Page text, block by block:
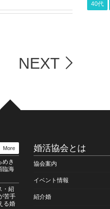
わりました ― 岐阜県
を開設しました
市町村が加わり、令
特別企画 開催の
つきGWまで期間延
NEXT
40代
めき
臨海
・紹
苦手
る婚
More 婚活協会とは
協会案内
イベント情報
紹介婚